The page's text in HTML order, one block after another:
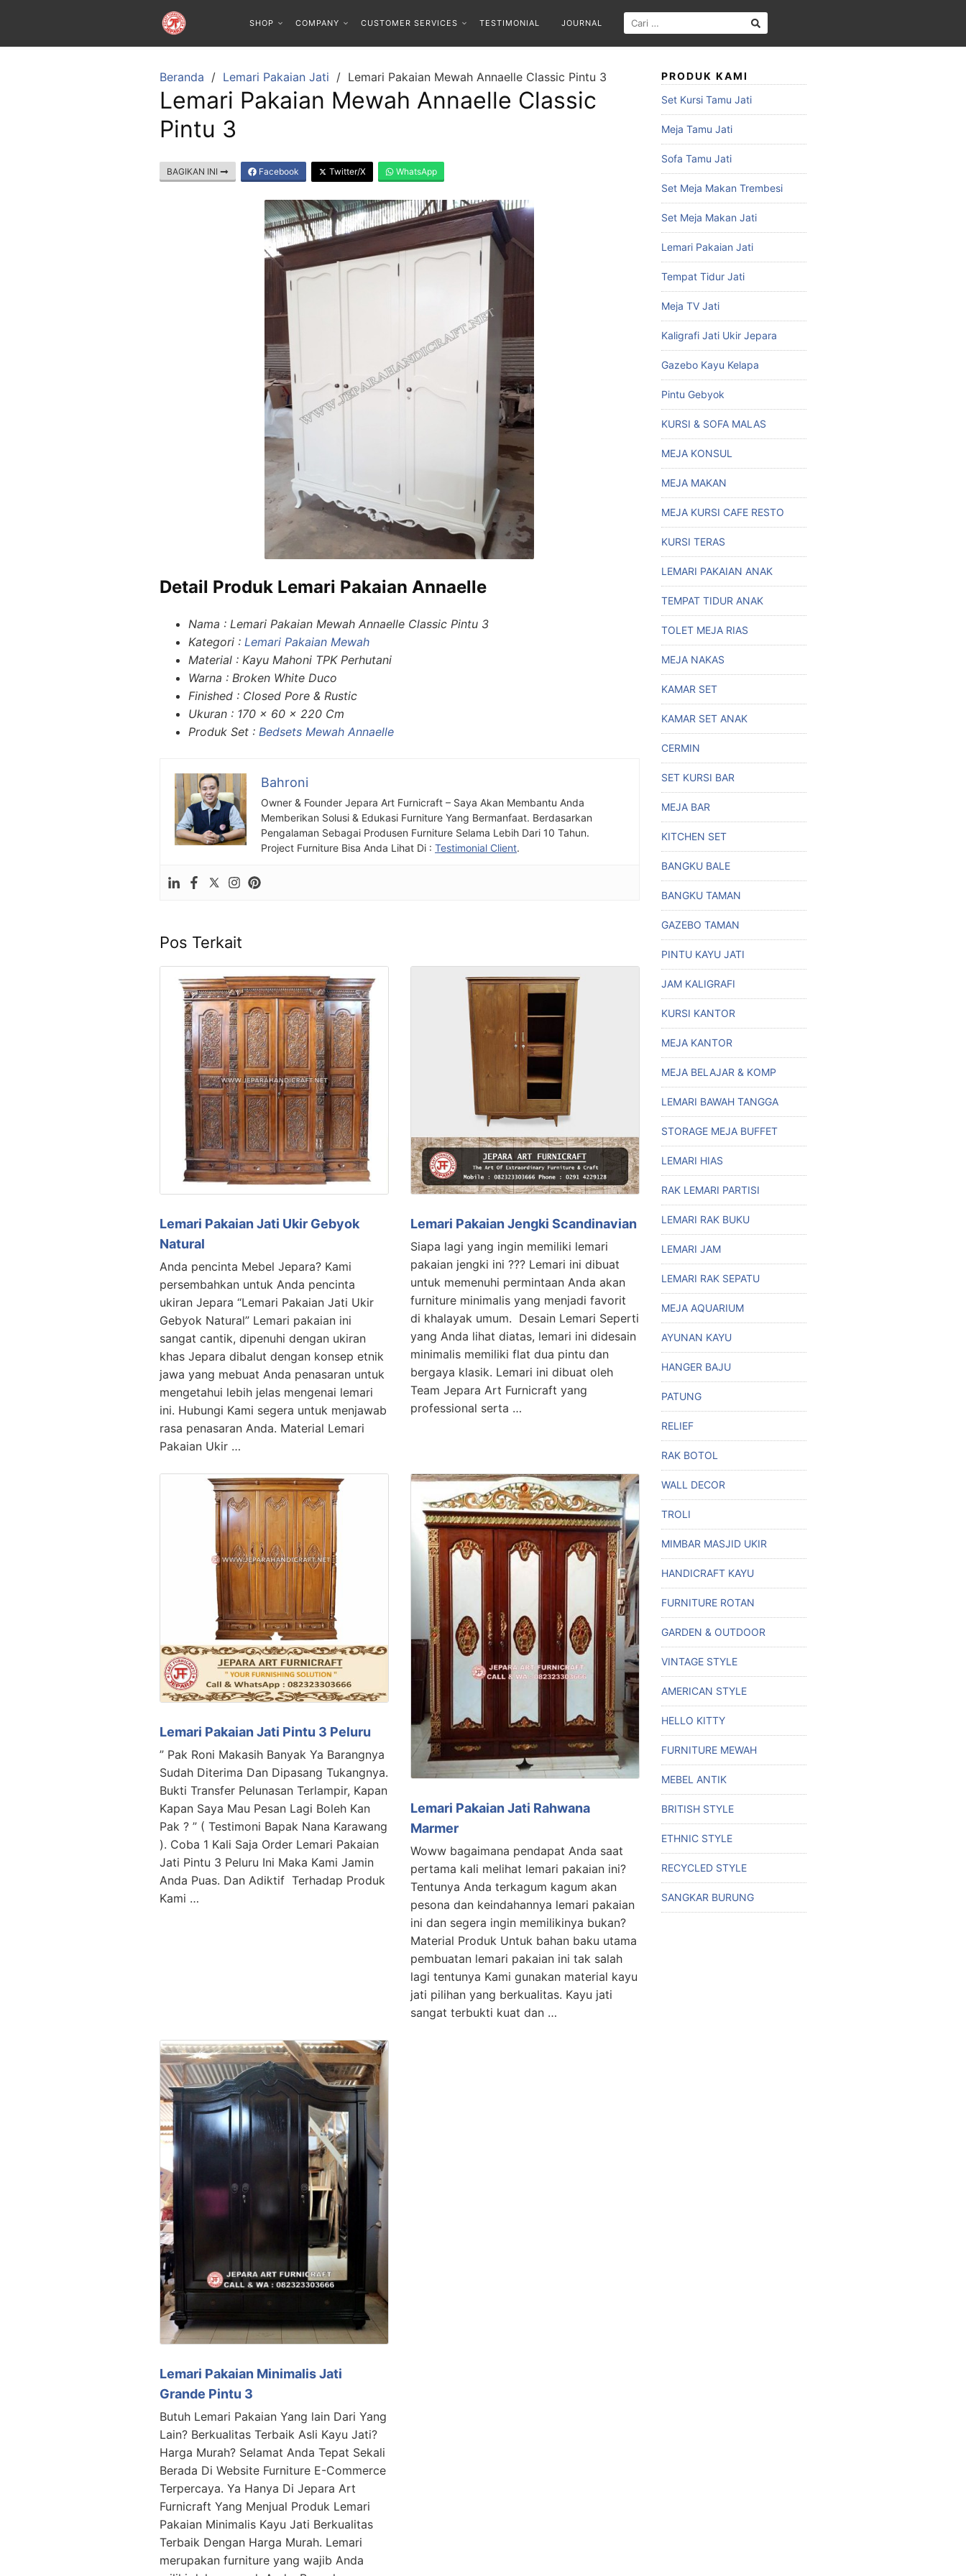
SHOP COMPANY CUSTOMER SERVICES TESTIMONIAL JOURNAL
Beranda Lemari Pakaian Jati Lemari Pakaian Mewah Annaelle Classic Pintu 3
Lemari Pakaian Mewah Annaelle Classic
Pintu 3
BAGIKAN INI Facebook Twitter/X WhatsApp
Detail Produk Lemari Pakaian Annaelle
Nama : Lemari Pakaian Mewah Annaelle Classic Pintu 3
Kategori : Lemari Pakaian Mewah
Material : Kayu Mahoni TPK Perhutani
Warna : Broken White Duco
Finished : Closed Pore & Rustic
Ukuran : 170 x 60 x 220 Cm
Produk Set : Bedsets Mewah Annaelle
Bahroni
Owner & Founder Jepara Art Furnicraft – Saya Akan Membantu Anda
Memberikan Solusi & Edukasi Furniture Yang Bermanfaat. Berdasarkan
Pengalaman Sebagai Produsen Furniture Selama Lebih Dari 10 Tahun.
Project Furniture Bisa Anda Lihat Di : Testimonial Client.
Pos Terkait
Lemari Pakaian Jati Ukir Gebyok
Natural
Anda pencinta Mebel Jepara? Kami
persembahkan untuk Anda pencinta
ukiran Jepara “Lemari Pakaian Jati Ukir
Gebyok Natural” Lemari pakaian ini
sangat cantik, dipenuhi dengan ukiran
khas Jepara dibalut dengan konsep etnik
jawa yang mebuat Anda penasaran untuk
mengetahui lebih jelas mengenai lemari
ini. Hubungi Kami segera untuk menjawab
rasa penasaran Anda. Material Lemari
Pakaian Ukir …
Lemari Pakaian Jengki Scandinavian
Siapa lagi yang ingin memiliki lemari
pakaian jengki ini ??? Lemari ini dibuat
untuk memenuhi permintaan Anda akan
furniture minimalis yang menjadi favorit
di khalayak umum. Desain Lemari Seperti
yang Anda lihat diatas, lemari ini didesain
minimalis memiliki flat dua pintu dan
bergaya klasik. Lemari ini dibuat oleh
Team Jepara Art Furnicraft yang
professional serta …
Lemari Pakaian Jati Pintu 3 Peluru
” Pak Roni Makasih Banyak Ya Barangnya
Sudah Diterima Dan Dipasang Tukangnya.
Bukti Transfer Pelunasan Terlampir, Kapan
Kapan Saya Mau Pesan Lagi Boleh Kan
Pak ? ” ( Testimoni Bapak Nana Karawang
). Coba 1 Kali Saja Order Lemari Pakaian
Jati Pintu 3 Peluru Ini Maka Kami Jamin
Anda Puas. Dan Adiktif Terhadap Produk
Kami …
Lemari Pakaian Jati Rahwana
Marmer
Woww bagaimana pendapat Anda saat
pertama kali melihat lemari pakaian ini?
Tentunya Anda terkagum kagum akan
pesona dan keindahannya lemari pakaian
ini dan segera ingin memilikinya bukan?
Material Produk Untuk bahan baku utama
pembuatan lemari pakaian ini tak salah
lagi tentunya Kami gunakan material kayu
jati pilihan yang berkualitas. Kayu jati
sangat terbukti kuat dan …
Lemari Pakaian Minimalis Jati
Grande Pintu 3
Butuh Lemari Pakaian Yang lain Dari Yang
Lain? Berkualitas Terbaik Asli Kayu Jati?
Harga Murah? Selamat Anda Tepat Sekali
Berada Di Website Furniture E-Commerce
Terpercaya. Ya Hanya Di Jepara Art
Furnicraft Yang Menjual Produk Lemari
Pakaian Minimalis Kayu Jati Berkualitas
Terbaik Dengan Harga Murah. Lemari
merupakan furniture yang wajib Anda
PRODUK KAMI
Set Kursi Tamu Jati
Meja Tamu Jati
Sofa Tamu Jati
Set Meja Makan Trembesi
Set Meja Makan Jati
Lemari Pakaian Jati
Tempat Tidur Jati
Meja TV Jati
Kaligrafi Jati Ukir Jepara
Gazebo Kayu Kelapa
Pintu Gebyok
KURSI & SOFA MALAS
MEJA KONSUL
MEJA MAKAN
MEJA KURSI CAFE RESTO
KURSI TERAS
LEMARI PAKAIAN ANAK
TEMPAT TIDUR ANAK
TOLET MEJA RIAS
MEJA NAKAS
KAMAR SET
KAMAR SET ANAK
CERMIN
SET KURSI BAR
MEJA BAR
KITCHEN SET
BANGKU BALE
BANGKU TAMAN
GAZEBO TAMAN
PINTU KAYU JATI
JAM KALIGRAFI
KURSI KANTOR
MEJA KANTOR
MEJA BELAJAR & KOMP
LEMARI BAWAH TANGGA
STORAGE MEJA BUFFET
LEMARI HIAS
RAK LEMARI PARTISI
LEMARI RAK BUKU
LEMARI JAM
LEMARI RAK SEPATU
MEJA AQUARIUM
AYUNAN KAYU
HANGER BAJU
PATUNG
RELIEF
RAK BOTOL
WALL DECOR
TROLI
MIMBAR MASJID UKIR
HANDICRAFT KAYU
FURNITURE ROTAN
GARDEN & OUTDOOR
VINTAGE STYLE
AMERICAN STYLE
HELLO KITTY
FURNITURE MEWAH
MEBEL ANTIK
BRITISH STYLE
ETHNIC STYLE
RECYCLED STYLE
SANGKAR BURUNG